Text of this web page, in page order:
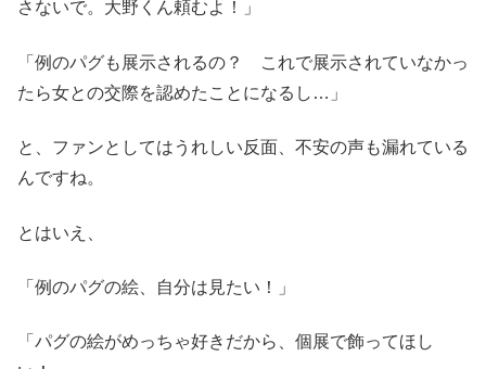
さないで。大野くん頼むよ！」
「例のパグも展示されるの？ これで展示されていなかっ
たら女との交際を認めたことになるし…」
と、ファンとしてはうれしい反面、不安の声も漏れている
んですね。
とはいえ、
「例のパグの絵、自分は見たい！」
「パグの絵がめっちゃ好きだから、個展で飾ってほし